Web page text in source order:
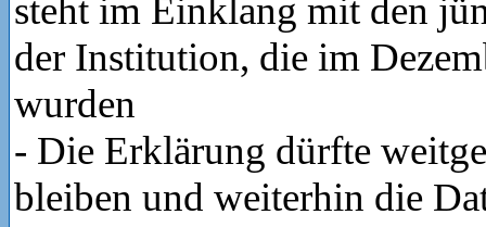
steht im Einklang mit den
der Institution, die im
wurden
- Die Erklärung dürfte
bleiben und weiterhin die